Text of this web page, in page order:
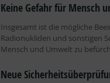
Keine Gefahr für Mensch
Insgesamt ist die mögliche
Radionukliden und sonstigen
Mensch und Umwelt zu
Neue